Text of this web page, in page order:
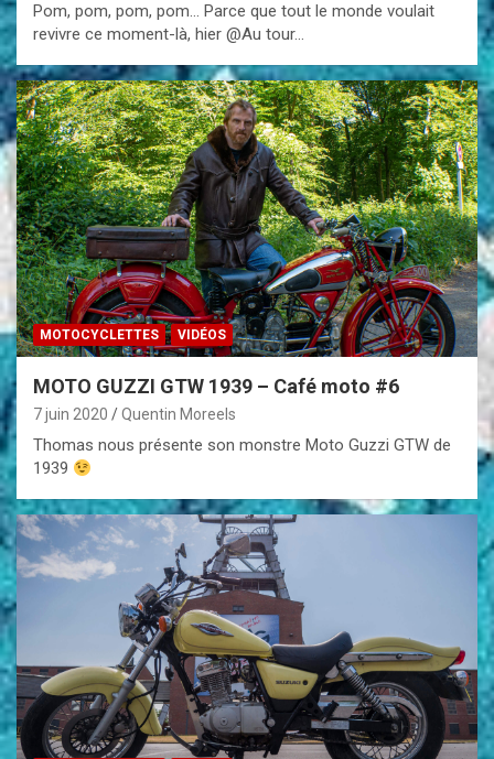
Pom, pom, pom, pom… Parce que tout le monde voulait
revivre ce moment-là, hier @Au tour…
MOTOCYCLETTES VIDÉOS
MOTO GUZZI GTW 1939 – Café moto #6
7 juin 2020 Quentin Moreels
Thomas nous présente son monstre Moto Guzzi GTW de
1939